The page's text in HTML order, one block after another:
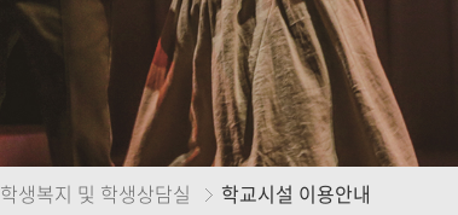
학생복지 및 학생상담실 학교시설 이용안내